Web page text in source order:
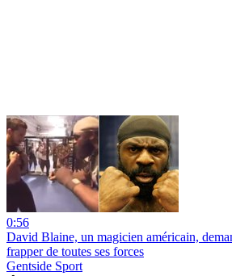
0:56
David Blaine, un magicien américain,
frapper de toutes ses forces
Gentside Sport